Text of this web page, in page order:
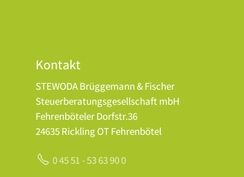
Kontakt
STEWODA Brüggemann & Fischer
Steuerberatungsgesellschaft mbH
Fehrenböteler Dorfstr.36
24635 Rickling OT Fehrenbötel
0 45 51 - 53 63 90 0